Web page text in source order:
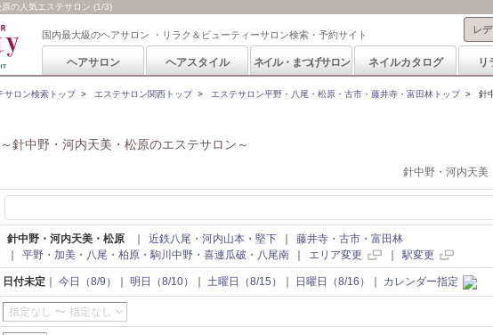
の人気エステサロン (1/3)
国内最大級のヘアサロン ・リラク＆ビューティーサロン検索・予約サイト レ
ヘアサロン ヘアスタイル ネイル・まつげサロン ネイルカタログ リ
サロン検索トップ> エステサロン関西トップ> エステサロン平野・八尾・松原・古市・藤井寺・富田林トップ> 針
～針中野・河内天美・松原のエステサロン～
針中野・河内天美
針中野・河内天美・松原 近鉄八尾・河内山本・堅下
藤井寺・古市・富田林
平野・加美・八尾・柏原・駒川中野・喜連瓜破・八尾南 エリア変更 駅変更
日付未定 今日（8/9） 明日（8/10） 土曜日（8/15） 日曜日（8/16） カレンダー指定
指定なし 〜 指定なし